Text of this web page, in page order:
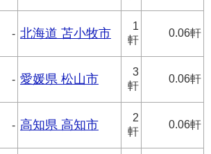
- 北海道 苫小牧市
1
軒
0.06軒
- 愛媛県 松山市
3
軒
0.06軒
- 高知県 高知市
2
軒
0.06軒